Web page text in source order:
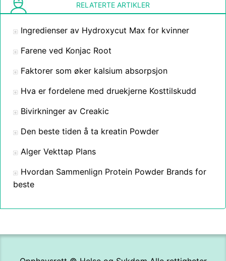
RELATERTE ARTIKLER
Ingredienser av Hydroxycut Max for kvinner
Farene ved Konjac Root
Faktorer som øker kalsium absorpsjon
Hva er fordelene med druekjerne Kosttilskudd
Bivirkninger av Creakic
Den beste tiden å ta kreatin Powder
Alger Vekttap Plans
Hvordan Sammenlign Protein Powder Brands for
beste